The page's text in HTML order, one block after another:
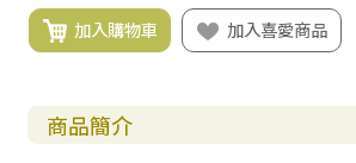
加入購物車 加入喜愛商品
商品簡介